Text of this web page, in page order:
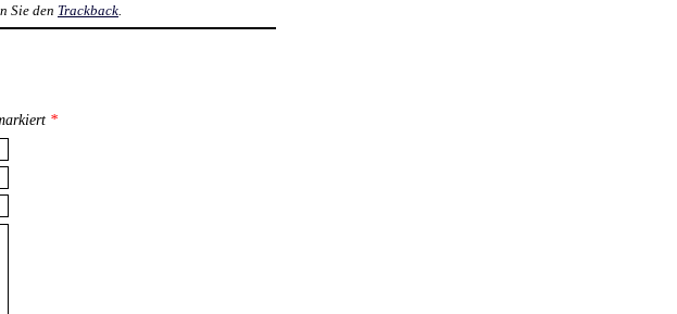
Sie den Trackback
*